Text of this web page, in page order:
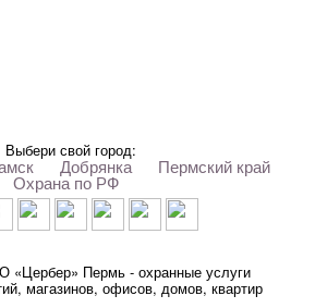
Выбери свой город:
Добрянка Пермский край
Охрана по РФ
«Цербер» Пермь - охранные услуги
магазинов, офисов, домов, квартир